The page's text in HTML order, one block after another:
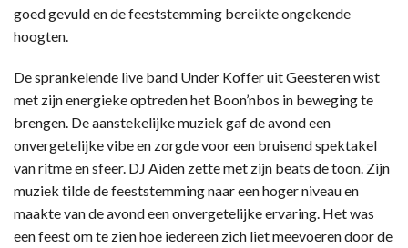
goed gevuld en de feeststemming bereikte ongekende
hoogten.
De sprankelende live band Under Koffer uit Geesteren wist
met zijn energieke optreden het Boon’nbos in beweging te
brengen. De aanstekelijke muziek gaf de avond een
onvergetelijke vibe en zorgde voor een bruisend spektakel
van ritme en sfeer. DJ Aiden zette met zijn beats de toon. Zijn
muziek tilde de feeststemming naar een hoger niveau en
maakte van de avond een onvergetelijke ervaring. Het was
een feest om te zien hoe iedereen zich liet meevoeren door de